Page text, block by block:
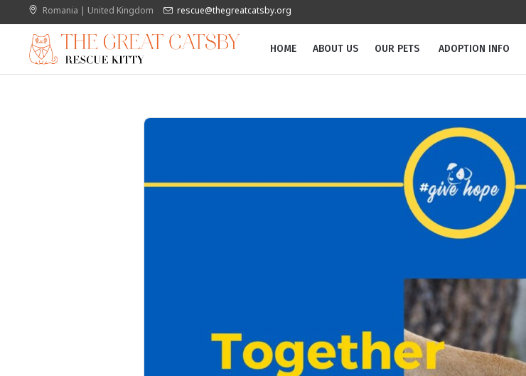
Romania | United Kingdom rescue@thegreatcatsby.org
HOME ABOUT US OUR PETS ADOPTION INFO